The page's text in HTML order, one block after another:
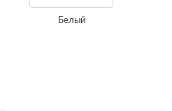
Белый